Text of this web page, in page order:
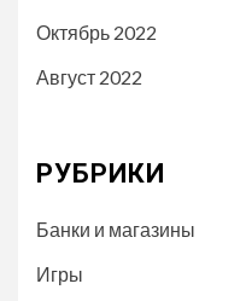
Октябрь 2022
Август 2022
РУБРИКИ
Банки и магазины
Игры